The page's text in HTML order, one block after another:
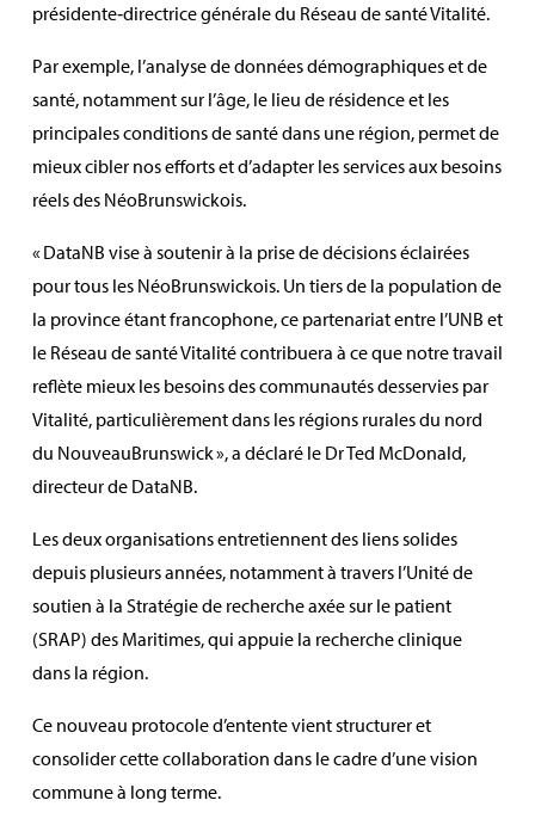
présidente‑directrice générale du Réseau de santé Vitalité.
Par exemple, l’analyse de données démographiques et de
santé, notamment sur l’âge, le lieu de résidence et les
principales conditions de santé dans une région, permet de
mieux cibler nos efforts et d’adapter les services aux besoins
réels des NéoBrunswickois.
« DataNB vise à soutenirà la prise de décisions éclairées
pour tous les NéoBrunswickois. Un tiers de la population de
la province étant francophone, ce partenariat entre l’UNB et
le Réseau de santé Vitalité contribuera à ce que notre travail
reflète mieux les besoins des communautés desservies par
Vitalité, particulièrement dans les régions rurales du nord
du NouveauBrunswick», a déclaré le Dr Ted McDonald,
directeur de DataNB.
Les deux organisations entretiennent des liens solides
depuis plusieurs années, notamment à travers l’Unité de
soutien à la Stratégie de recherche axée sur le patient
(SRAP) des Maritimes, qui appuie la recherche clinique
dans la région.
Ce nouveau protocole d’entente vient structurer et
consolider cette collaboration dans le cadre d’une vision
commune à long terme.